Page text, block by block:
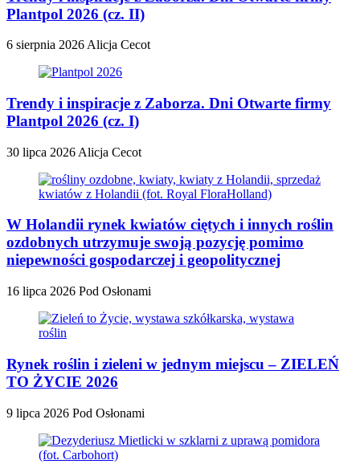
Plantpol 2026 (cz. II)
6 sierpnia 2026 Alicja Cecot
Trendy i inspiracje z Zaborza. Dni Otwarte firmy
Plantpol 2026 (cz. I)
30 lipca 2026 Alicja Cecot
W Holandii rynek kwiatów ciętych i innych roślin
ozdobnych utrzymuje swoją pozycję pomimo
niepewności gospodarczej i geopolitycznej
16 lipca 2026 Pod Osłonami
Rynek roślin i zieleni w jednym miejscu – ZIELEŃ
TO ŻYCIE 2026
9 lipca 2026 Pod Osłonami